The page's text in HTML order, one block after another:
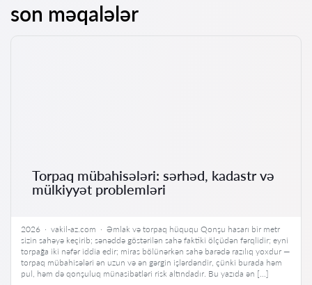
son məqalələr
Torpaq mübahisələri: sərhəd, kadastr və
mülkiyyət problemləri
2026 · vakil-az.com · Əmlak və torpaq hüququ Qonşu hasarı bir metr
sizin sahəyə keçirib; sənəddə göstərilən sahə faktiki ölçüdən fərqlidir; eyni
torpağa iki nəfər iddia edir; miras bölünərkən sahə barədə razılıq yoxdur —
torpaq mübahisələri ən uzun və ən gərgin işlərdəndir, çünki burada həm
pul, həm də qonşuluq münasibətləri risk altındadır. Bu yazıda ən […]